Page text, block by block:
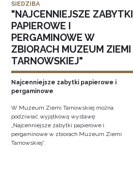
SIEDZIBA
"NAJCENNIEJSZE ZABYTKI
PAPIEROWE I
PERGAMINOWE W
ZBIORACH MUZEUM ZIEMI
TARNOWSKIEJ"
Najcenniejsze zabytki papierowe i
pergaminowe
W Muzeum Ziemi Tarnowskiej można
podziwiać wyjątkową wystawę
„Najcenniejsze zabytki papierowe i
pergaminowe w zbiorach Muzeum Ziemi
Tarnowskiej”.